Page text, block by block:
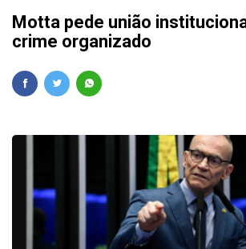
Motta pede união
crime organizado